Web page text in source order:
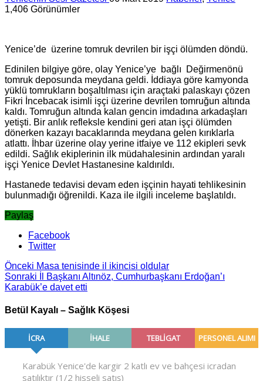
1,406 Görünümler
Yenice’de üzerine tomruk devrilen bir işçi ölümden döndü.
Edinilen bilgiye göre, olay Yenice’ye bağlı Değirmenönü
tomruk deposunda meydana geldi. İddiaya göre kamyonda
yüklü tomrukların boşaltılması için araçtaki palaskayı çözen
Fikri İncebacak isimli işçi üzerine devrilen tomruğun altında
kaldı. Tomruğun altında kalan gencin imdadına arkadaşları
yetişti. Bir anlık refleksle kendini geri atan işçi ölümden
dönerken kazayı bacaklarında meydana gelen kırıklarla
atlattı. İhbar üzerine olay yerine itfaiye ve 112 ekipleri sevk
edildi. Sağlık ekiplerinin ilk müdahalesinin ardından yaralı
işçi Yenice Devlet Hastanesine kaldırıldı.
Hastanede tedavisi devam eden işçinin hayati tehlikesinin
bulunmadığı öğrenildi. Kaza ile ilgili inceleme başlatıldı.
Paylaş
Facebook
Twitter
Önceki Masa tenisinde il ikincisi oldular
Sonraki İl Başkanı Altınöz, Cumhurbaşkanı Erdoğan’ı
Karabük’e davet etti
Betül Kayalı – Sağlık Köşesi